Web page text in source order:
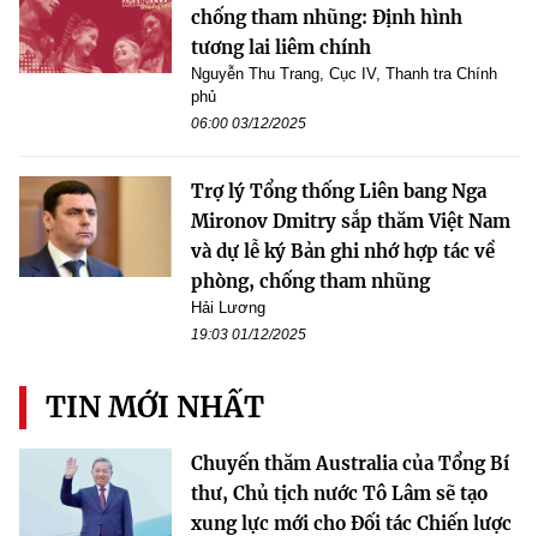
chống tham nhũng: Định hình
tương lai liêm chính
Nguyễn Thu Trang, Cục IV, Thanh tra Chính
phủ
06:00 03/12/2025
Trợ lý Tổng thống Liên bang Nga
Mironov Dmitry sắp thăm Việt Nam
và dự lễ ký Bản ghi nhớ hợp tác về
phòng, chống tham nhũng
Hải Lương
19:03 01/12/2025
TIN MỚI NHẤT
Chuyến thăm Australia của Tổng Bí
thư, Chủ tịch nước Tô Lâm sẽ tạo
xung lực mới cho Đối tác Chiến lược